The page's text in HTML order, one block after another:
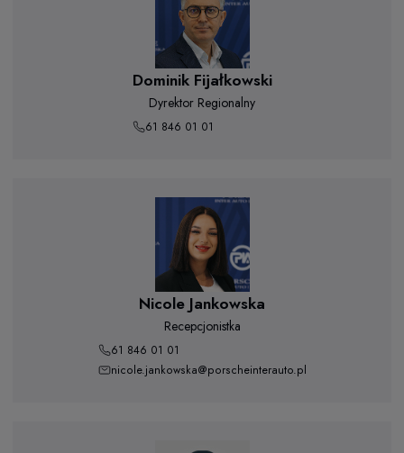
Dominik Fijałkowski
Dyrektor Regionalny
61 846 01 01
Nicole Jankowska
Recepcjonistka
61 846 01 01
nicole.jankowska@porscheinterauto.pl